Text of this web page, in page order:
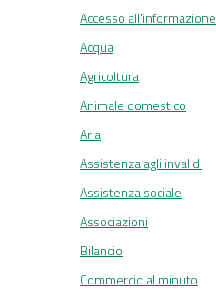
Accesso all'informazione
Acqua
Agricoltura
Animale domestico
Aria
Assistenza agli invalidi
Assistenza sociale
Associazioni
Bilancio
Commercio al minuto